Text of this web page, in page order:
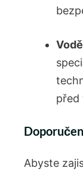
před
Abyste